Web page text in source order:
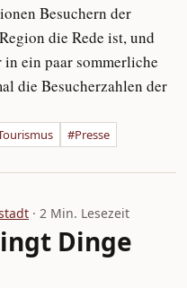
Besuchern der
die Rede ist, und
ein paar sommerliche
die Besucherzahlen der
#Presse
· 2 Min. Lesezeit
Dinge